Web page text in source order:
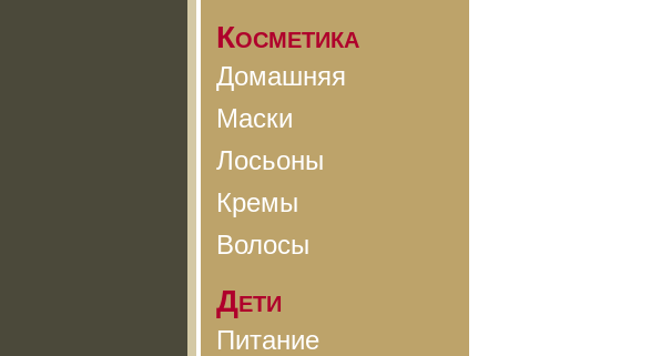
Косметика
Домашняя
Маски
Лосьоны
Кремы
Волосы
Дети
Питание